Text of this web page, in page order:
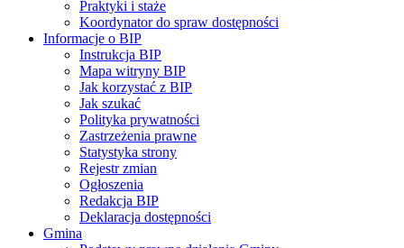
Praktyki i staże
Koordynator do spraw dostępności
Informacje o BIP
Instrukcja BIP
Mapa witryny BIP
Jak korzystać z BIP
Jak szukać
Polityka prywatności
Zastrzeżenia prawne
Statystyka strony
Rejestr zmian
Ogłoszenia
Redakcja BIP
Deklaracja dostępności
Gmina